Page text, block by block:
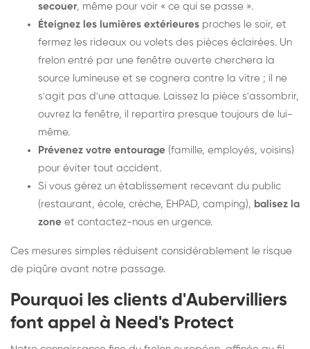
secouer, même pour voir « ce qui se passe ».
Éteignez les lumières extérieures proches le soir, et
fermez les rideaux ou volets des pièces éclairées. Un
frelon entré par une fenêtre ouverte cherchera la
source lumineuse et se cognera contre la vitre ; il ne
s'agit pas d'une attaque. Laissez la pièce s'assombrir,
ouvrez la fenêtre, il repartira presque toujours de lui-
même.
Prévenez votre entourage (famille, employés, voisins)
pour éviter tout accident.
Si vous gérez un établissement recevant du public
(restaurant, école, crèche, EHPAD, camping), balisez la
zone et contactez-nous en urgence.
Ces mesures simples réduisent considérablement le risque
de piqûre avant notre passage.
Pourquoi les clients d'Aubervilliers
font appel à Need's Protect